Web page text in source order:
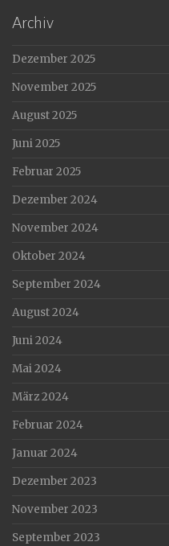
Archiv
Dezember 2025
November 2025
August 2025
Juni 2025
Februar 2025
Dezember 2024
November 2024
Oktober 2024
September 2024
August 2024
Juni 2024
Mai 2024
März 2024
Februar 2024
Januar 2024
Dezember 2023
November 2023
September 2023